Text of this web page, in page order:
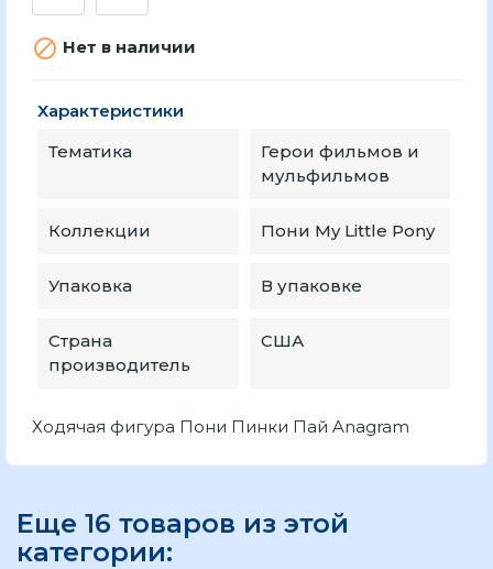
 Нет в наличии
Характеристики
Тематика
Герои фильмов и
мульфильмов
Коллекции Пони My Little Pony
Упаковка В упаковке
Страна
производитель
США
Ходячая фигура Пони Пинки Пай Anagram
Еще 16 товаров из этой
категории: